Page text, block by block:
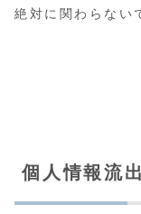
絶対に関わらない
個人情報流